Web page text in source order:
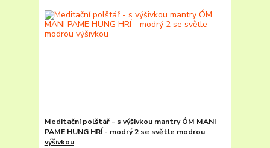
Meditační polštář - s výšivkou mantry ÓM MANI
PAME HUNG HRÍ - modrý 2 se světle modrou
výšivkou